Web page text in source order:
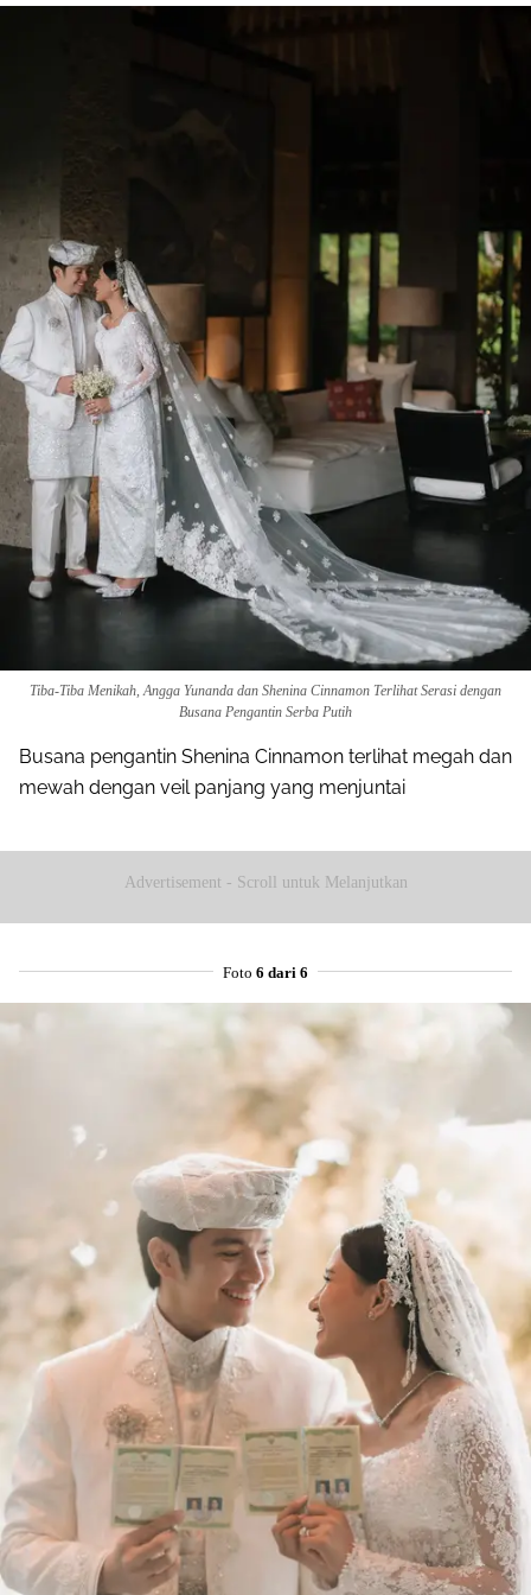
Tiba-Tiba Menikah, Angga Yunanda dan Shenina Cinnamon Terlihat Serasi dengan
Busana Pengantin Serba Putih
Busana pengantin Shenina Cinnamon terlihat megah dan
mewah dengan veil panjang yang menjuntai
Advertisement - Scroll untuk Melanjutkan
Foto 6 dari 6
Pinterest
Mail